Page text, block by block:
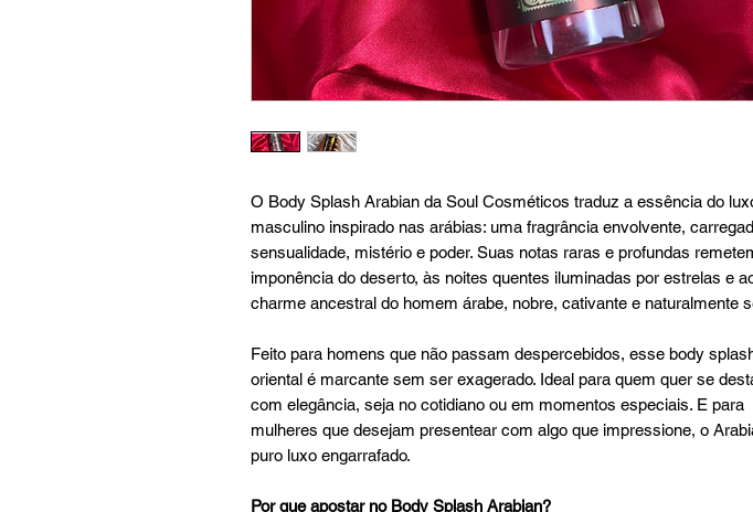
O Body Splash Arabian da Soul Cosméticos traduz a essência do
masculino inspirado nas arábias: uma fragrância envolvente,
sensualidade, mistério e poder. Suas notas raras e profundas
imponência do deserto, às noites quentes iluminadas por estrelas e
charme ancestral do homem árabe, nobre, cativante e naturalmente
Feito para homens que não passam despercebidos, esse body
oriental é marcante sem ser exagerado. Ideal para quem quer se
com elegância, seja no cotidiano ou em momentos especiais. E para
mulheres que desejam presentear com algo que impressione, o
puro luxo engarrafado.
Por que apostar no Body Splash Arabian?